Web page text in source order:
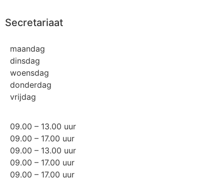
Secretariaat
maandag
dinsdag
woensdag
donderdag
vrijdag
09.00 – 13.00 uur
09.00 – 17.00 uur
09.00 – 13.00 uur
09.00 – 17.00 uur
09.00 – 17.00 uur